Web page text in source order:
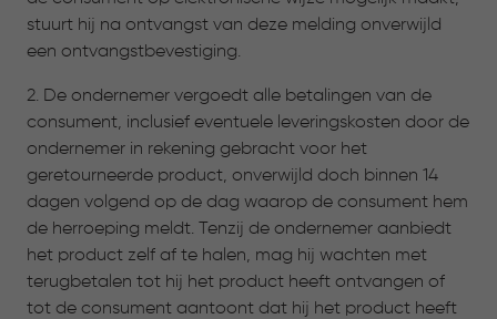
stuurt hij na ontvangst van deze melding onverwijld
een ontvangstbevestiging.
2. De ondernemer vergoedt alle betalingen van de
consument, inclusief eventuele leveringskosten door de
ondernemer in rekening gebracht voor het
geretourneerde product, onverwijld doch binnen 14
dagen volgend op de dag waarop de consument hem
de herroeping meldt. Tenzij de ondernemer aanbiedt
het product zelf af te halen, mag hij wachten met
terugbetalen tot hij het product heeft ontvangen of
tot de consument aantoont dat hij het product heeft